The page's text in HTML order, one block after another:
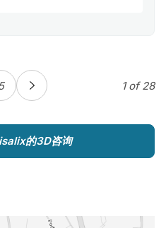
1of 28
的3D咨询